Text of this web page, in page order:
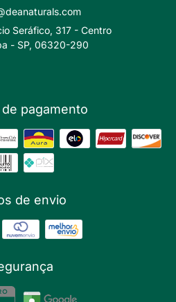
Seráfico, 317 - Centro
- SP, 06320-290
pagamento
de envio